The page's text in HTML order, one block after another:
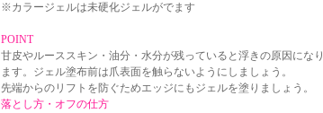
※カラージェルは未硬化ジェルがでます
POINT
甘皮やルーススキン・油分・水分が残っていると浮きの原因になり
ます。ジェル塗布前は爪表面を触らないようにしましょう。
先端からのリフトを防ぐためエッジにもジェルを塗りましょう。
落とし方・オフの仕方